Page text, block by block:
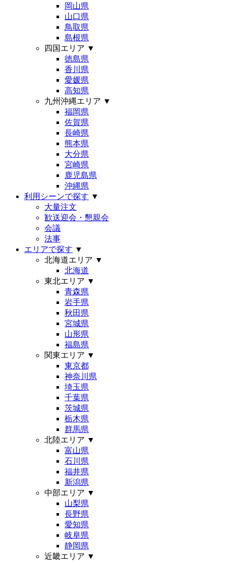
岡山県
山口県
鳥取県
島根県
四国エリア ▼
徳島県
香川県
愛媛県
高知県
九州沖縄エリア ▼
福岡県
佐賀県
長崎県
熊本県
大分県
宮崎県
鹿児島県
沖縄県
利用シーンで探す ▼
大量注文
歓送迎会・懇親会
会議
法事
エリアで探す ▼
北海道エリア ▼
北海道
東北エリア ▼
青森県
岩手県
秋田県
宮城県
山形県
福島県
関東エリア ▼
東京都
神奈川県
埼玉県
千葉県
茨城県
栃木県
群馬県
北陸エリア ▼
富山県
石川県
福井県
新潟県
中部エリア ▼
山梨県
長野県
愛知県
岐阜県
静岡県
近畿エリア ▼